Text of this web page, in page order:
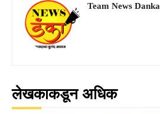
Team News Danka
लेखकाकडून अधिक